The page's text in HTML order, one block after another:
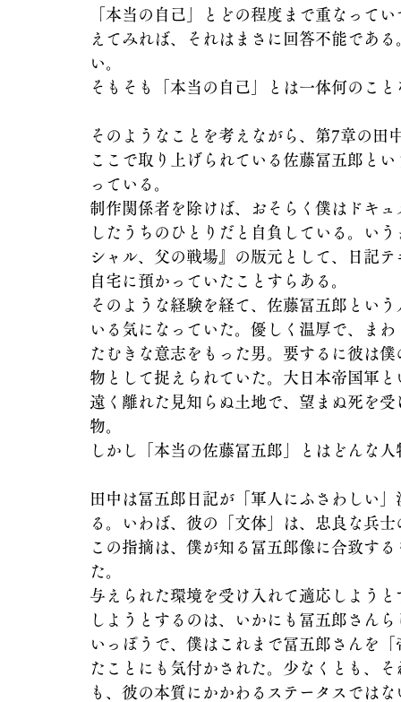
「本当の自己」とどの程度まで重なって
えてみれば、それはまさに回答不能であ
い。
そもそも「本当の自己」とは一体何のこと
そのようなことを考えながら、第7章の田
ここで取り上げられている佐藤冨五郎と
っている。
制作関係者を除けば、おそらく僕はドキ
したうちのひとりだと自負している。い
シャル、父の戦場』の版元として、日記
自宅に預かっていたことすらある。
そのような経験を経て、佐藤冨五郎とい
いる気になっていた。優しく温厚で、ま
たむきな意志をもった男。要するに彼は
物として捉えられていた。大日本帝国軍
遠く離れた見知らぬ土地で、望まぬ死を
物。
しかし「本当の佐藤冨五郎」とはどんな人
田中は冨五郎日記が「軍人にふさわしい
る。いわば、彼の「文体」は、忠良な兵
この指摘は、僕が知る冨五郎像に合致す
た。
与えられた環境を受け入れて適応しよう
しようとするのは、いかにも冨五郎さんら
いっぽうで、僕はこれまで冨五郎さんを
たことにも気付かされた。少なくとも、
も、彼の本質にかかわるステータスでは